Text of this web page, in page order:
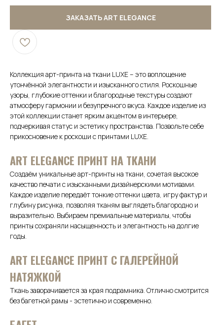
ЗАКАЗАТЬ ART ELEGANCE
Коллекция арт-принта на ткани LUXE – это воплощение
утончённой элегантности и изысканного стиля. Роскошные
узоры, глубокие оттенки и благородные текстуры создают
атмосферу гармонии и безупречного вкуса. Каждое изделие из
этой коллекции станет ярким акцентом в интерьере,
подчеркивая статус и эстетику пространства. Позвольте себе
прикосновение к роскоши с принтами LUXE.
АRТ ELEGANCE ПРИНТ НА ТКАНИ
Создаём уникальные арт-принты на ткани, сочетая высокое
качество печати с изысканными дизайнерскими мотивами.
Каждое изделие передаёт тонкие оттенки цвета, игру фактур и
глубину рисунка, позволяя тканям выглядеть благородно и
выразительно. Выбираем премиальные материалы, чтобы
принты сохраняли насыщенность и элегантность на долгие
годы.
ART ELEGANCE ПРИНТ С ГАЛЕРЕЙНОЙ
НАТЯЖКОЙ
Ткань заворачивается за края подрамника. Отлично смотрится
без багетной рамы - эстетично и современно.